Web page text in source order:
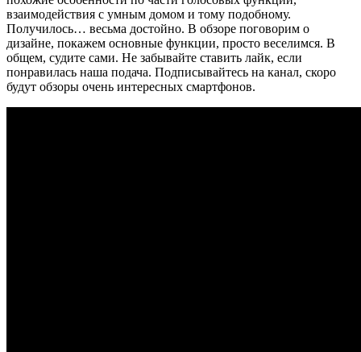
взаимодействия с умным домом и тому подобному.
Получилось… весьма достойно. В обзоре поговорим о
дизайне, покажем основные функции, просто веселимся. В
общем, судите сами. Не забывайте ставить лайк, если
понравилась наша подача. Подписывайтесь на канал, скоро
будут обзоры очень интересных смартфонов.